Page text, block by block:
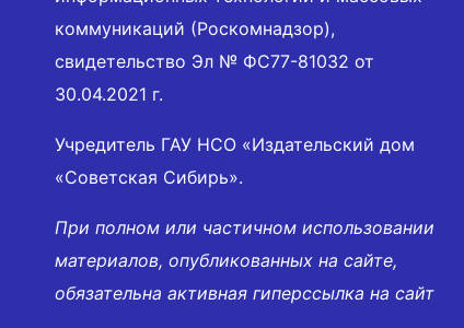
коммуникаций (Роскомнадзор),
свидетельство Эл № ФС77-81032 от
30.04.2021 г.
Учредитель ГАУ НСО «Издательский дом
«Советская Сибирь».
При полном или частичном использовании
материалов, опубликованных на сайте,
обязательна активная гиперссылка на сайт